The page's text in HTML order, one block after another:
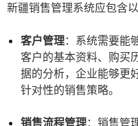
新疆销售管理系统应包含
客户管理：系统需要能
客户的基本资料、购买
据的分析，企业能够更
针对性的销售策略。
销售流程管理：销售管